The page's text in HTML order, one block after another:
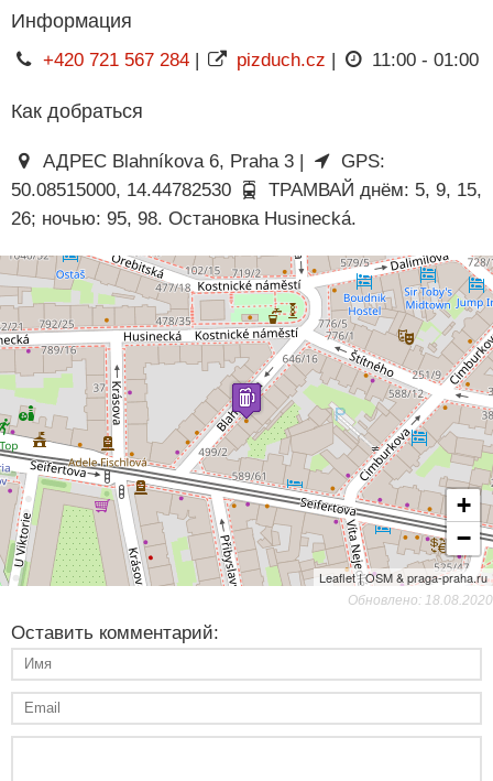
Информация
+420 721 567 284| pizduch.cz 11:00 - 01:00
Как добраться
АДРЕС Blahníkova 6, Praha 3 |
GPS:
50.08515000, 14.44782530
ТРАМВАЙ днём: 5, 9, 15,
26; ночью: 95, 98. Остановка Husinecká.
+
−
Leaflet | OSM & praga-praha.ru
Обновлено: 18.08.2020
Оставить комментарий: